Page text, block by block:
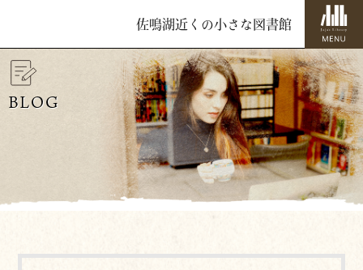
佐鳴湖近くの小さな図書館
BLOG